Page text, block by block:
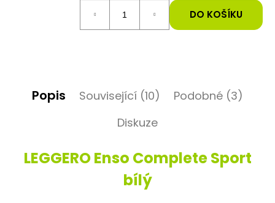
DO KOŠÍKU
Popis Související (10)
Podobné (3)
Diskuze
LEGGEROEnso Complete Sport
bílý